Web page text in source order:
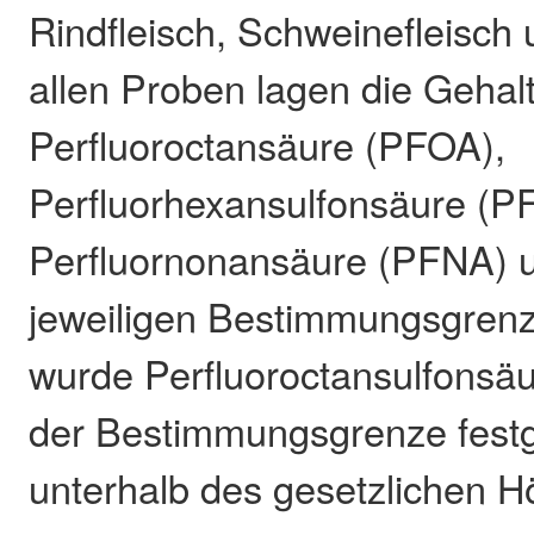
Rindfleisch, Schweinefleisch
allen Proben lagen die
Perfluoroctansäure (PFOA),
Perfluorhexansulfonsäure
Perfluornonansäure (PFNA)
jeweiligen
wurde
der Bestimmungsgrenze
unterhalb des gesetzlichen